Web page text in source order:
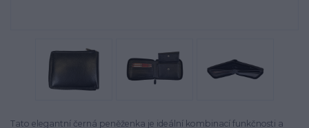
Tato elegantní černá peněženka je ideální kombinací funkčnosti a